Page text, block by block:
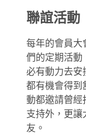
聯誼活動
每年的會員大
們的定期活動
必有動力去安
都有機會得到
動都邀請曾經
支持外，更讓
友。